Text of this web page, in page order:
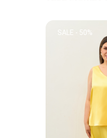
SALE - 50%